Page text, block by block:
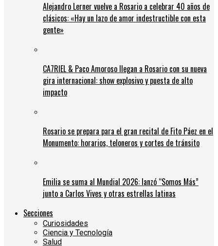
Alejandro Lerner vuelve a Rosario a celebrar 40 años de
clásicos: «Hay un lazo de amor indestructible con esta
gente»
CA7RIEL & Paco Amoroso llegan a Rosario con su nueva
gira internacional: show explosivo y puesta de alto
impacto
Rosario se prepara para el gran recital de Fito Páez en el
Monumento: horarios, teloneros y cortes de tránsito
Emilia se suma al Mundial 2026: lanzó “Somos Más”
junto a Carlos Vives y otras estrellas latinas
Secciones
Curiosidades
Ciencia y Tecnología
Salud